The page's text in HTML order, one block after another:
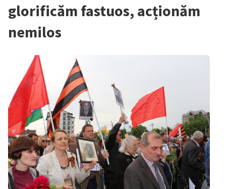
glorificăm fastuos, acționăm
nemilos